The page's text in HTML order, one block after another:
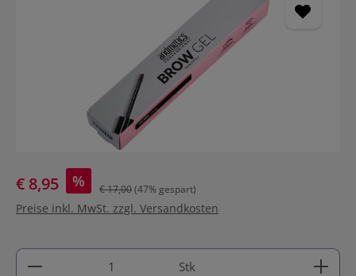
€ 8,95 % € 17,00(47% gespart)
Preise inkl. MwSt. zzgl. Versandkosten
Produkt Anzahl: Gib den gewünschten Wert ein
Stk